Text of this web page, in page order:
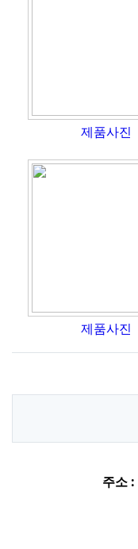
제품사진
제품사진
주소 :